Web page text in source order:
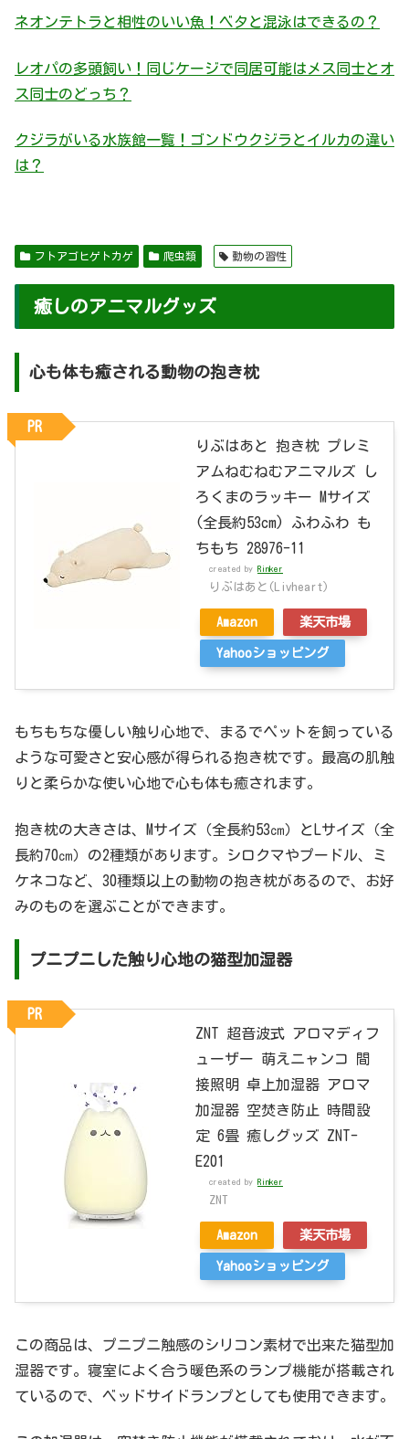
ネオンテトラと相性のいい魚！ベタと混泳はできるの？
レオパの多頭飼い！同じケージで同居可能はメス同士とオ
ス同士のどっち？
クジラがいる水族館一覧！ゴンドウクジラとイルカの違い
は？
フトアゴヒゲトカゲ 爬虫類 動物の習性
癒しのアニマルグッズ
心も体も癒される動物の抱き枕
りぶはあと 抱き枕 プレミ
アムねむねむアニマルズ し
ろくまのラッキー Mサイズ
(全長約53cm) ふわふわ も
ちもち 28976-11
created by Rinker
りぶはあと(Livheart)
Amazon 楽天市場
Yahooショッピング
PR
もちもちな優しい触り心地で、まるでペットを飼っている
ような可愛さと安心感が得られる抱き枕です。最高の肌触
りと柔らかな使い心地で心も体も癒されます。
抱き枕の大きさは、Mサイズ（全長約53㎝）とLサイズ（全
長約70㎝）の2種類があります。シロクマやプードル、ミ
ケネコなど、30種類以上の動物の抱き枕があるので、お好
みのものを選ぶことができます。
プニプニした触り心地の猫型加湿器
ZNT 超音波式 アロマディフ
ューザー 萌えニャンコ 間
接照明 卓上加湿器 アロマ
加湿器 空焚き防止 時間設
定 6畳 癒しグッズ ZNT-
E201
created by Rinker
ZNT
Amazon 楽天市場
Yahooショッピング
PR
この商品は、プニプニ触感のシリコン素材で出来た猫型加
湿器です。寝室によく合う暖色系のランプ機能が搭載され
ているので、ベッドサイドランプとしても使用できます。